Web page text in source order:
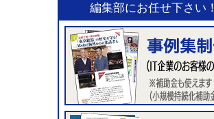
編集部にお任せ下さい！